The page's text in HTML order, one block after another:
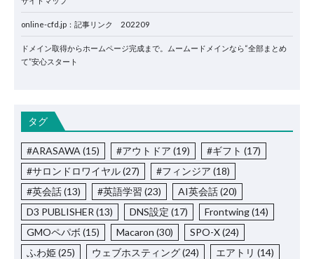
online-cfd.jp：記事リンク 202209
ドメイン取得からホームページ完成まで。ムームードメインなら“全部まとめ
て”安心スタート
タグ
#ARASAWA (15) #アウトドア (19) #ギフト (17)
#サロンドロワイヤル(27) #フィンジア (18)
#英会話(13) #英語学習 (23) AI英会話(20)
D3 PUBLISHER (13) DNS設定 (17) Frontwing(14)
GMOペパボ (15) Macaron (30) SPO-X(24)
ふわ姫(25) ウェブホスティング(24) エアトリ (14)